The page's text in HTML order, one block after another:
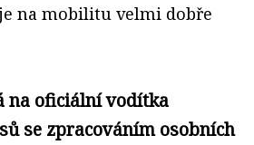
na mobilitu velmi dobře
na oficiální vodítka
se zpracováním osobních